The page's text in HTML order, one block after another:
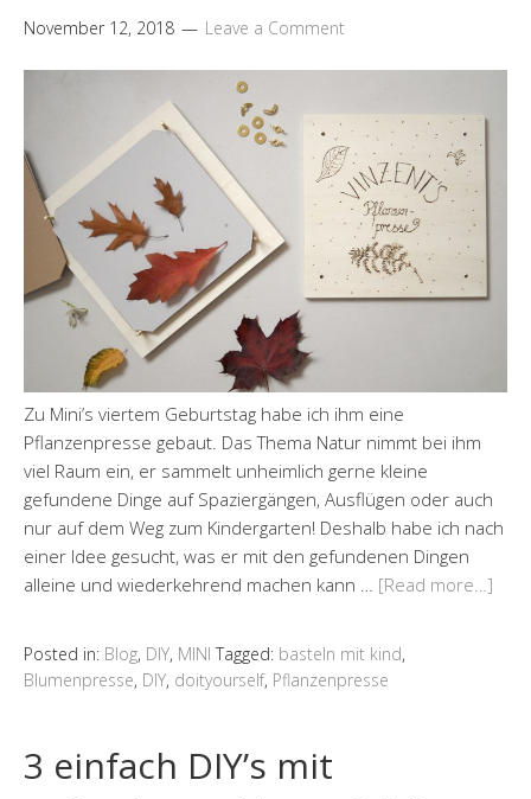
November 12, 2018 Leave a Comment
Zu Mini’s viertem Geburtstag habe ich ihm eine
Pflanzenpresse gebaut. Das Thema Natur nimmt bei ihm
viel Raum ein, er sammelt unheimlich gerne kleine
gefundene Dinge auf Spaziergängen, Ausflügen oder auch
nur auf dem Weg zum Kindergarten! Deshalb habe ich nach
einer Idee gesucht, was er mit den gefundenen Dingen
alleine und wiederkehrend machen kann … [Read more…]
Posted in: Blog, DIY, MINI Tagged: basteln mit kind,
Blumenpresse, DIY, doityourself, Pflanzenpresse
3 einfach DIY’s mit